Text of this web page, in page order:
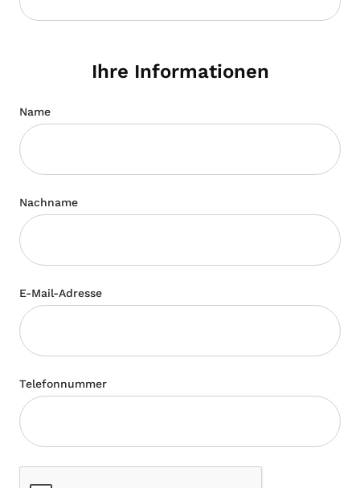
Ihre Informationen
Name
Nachname
E-Mail-Adresse
Telefonnummer